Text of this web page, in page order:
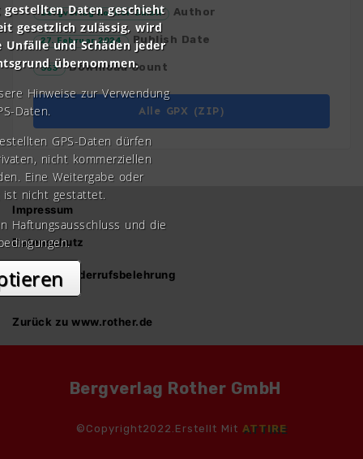
Bergverlag Rother GmbH Author
27. Februar 2024 Publish Date
353 Download Count
Alle GPX (ZIP)
Impressum
Datenschutz
AGB und Widerrufsbelehrung
Zurück zu www.rother.de
Bergverlag Rother GmbH
©Copyright2022.Erstellt Mit ATTIRE
Daten geschieht
gesetzlich zulässig, wird
und Schäden jeder
übernommen.
Hinweise zur Verwendung
Daten.
GPS-Daten dürfen
nicht kommerziellen
Eine Weitergabe oder
ist nicht gestattet.
Haftungsausschluss und die